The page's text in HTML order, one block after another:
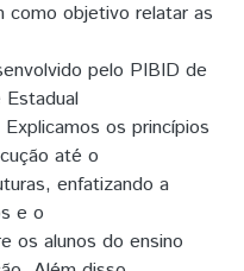
como objetivo relatar as
pelo PIBID de
Estadual
os princípios
até o
enfatizando a
e o
os alunos do ensino